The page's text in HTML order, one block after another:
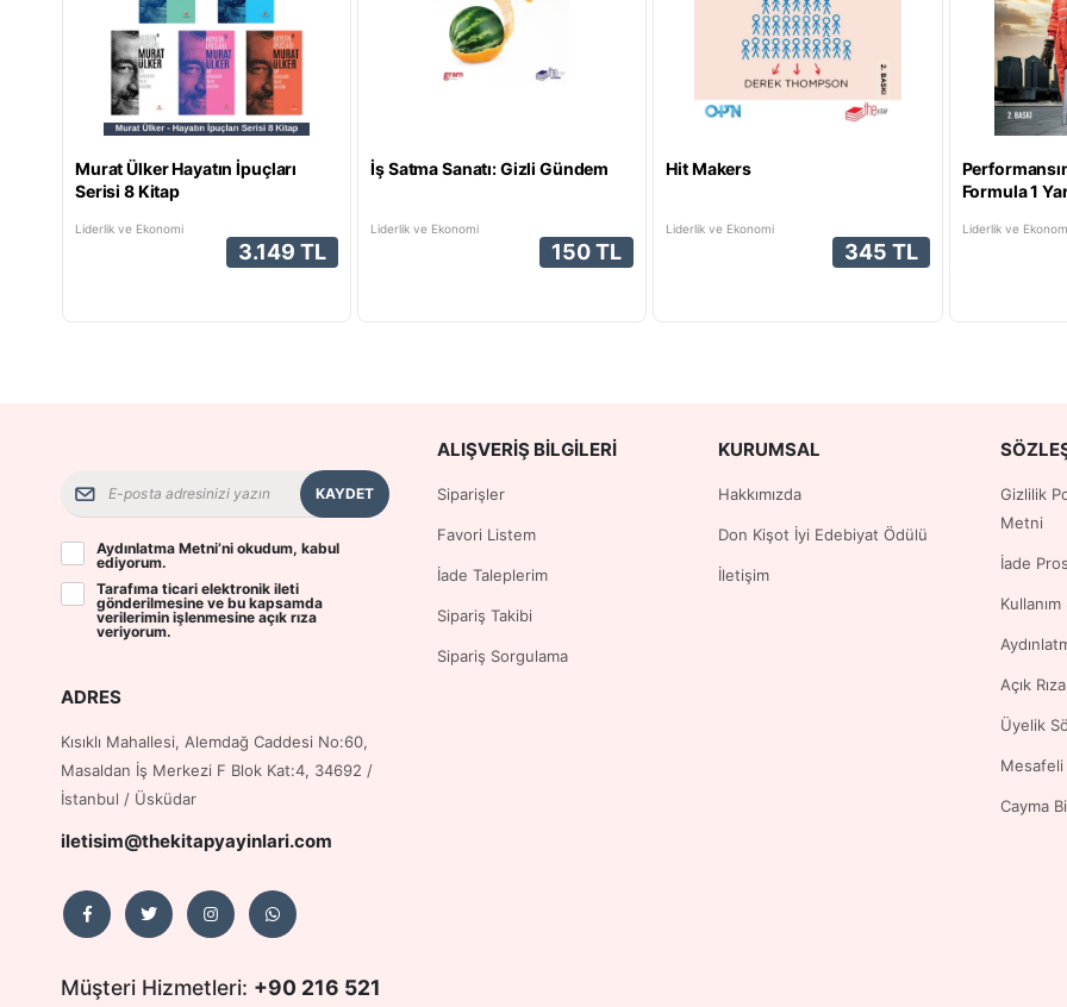
Murat Ülker Hayatın İpuçları
Serisi 8 Kitap
Liderlik ve Ekonomi
3.149 TL
İş Satma Sanatı: Gizli Gündem
Liderlik ve Ekonomi
150 TL
Hit Makers
Liderlik ve Ekonomi
345 TL
Formula 1
Liderlik ve
ALIŞVERIŞ BILGILERI
Siparişler
Favori Listem
İade Taleplerim
Sipariş Takibi
Sipariş Sorgulama
KURUMSAL
Hakkımızda
Don Kişot İyi Edebiyat Ödülü
İletişim
Gizlilik
Metni
İade
Açık
Üyelik
Mesafeli
Cayma
KAYDET
Aydınlatma Metni’ni okudum, kabul
ediyorum.
Tarafıma ticari elektronik ileti
gönderilmesine ve bu kapsamda
verilerimin işlenmesineaçık rıza
veriyorum.
ADRES
Kısıklı Mahallesi, Alemdağ Caddesi No:60,
Masaldan İş Merkezi F Blok Kat:4, 34692 /
İstanbul / Üsküdar
iletisim@thekitapyayinlari.com
Müşteri Hizmetleri: +90 216 521